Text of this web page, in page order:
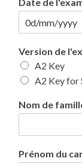
Version de
A2 Key
A2 Key for
Nom de
Prénom du